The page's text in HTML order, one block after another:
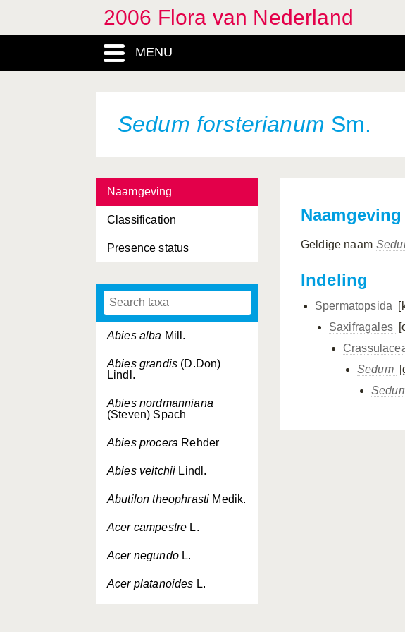
2006 Flora van Nederland
MENU
Sedum forsterianum Sm.
Naamgeving
Classification
Presence status
Abies alba Mill.
Abies grandis (D.Don)
Lindl.
Abies nordmanniana
(Steven) Spach
Abies procera Rehder
Abies veitchii Lindl.
Abutilon theophrasti Medik.
Acer campestre L.
Acer negundoL.
Acer platanoides L.
Naamgeving
Geldige naam
Indeling
Spermatopsida
Saxifragales
Sedum